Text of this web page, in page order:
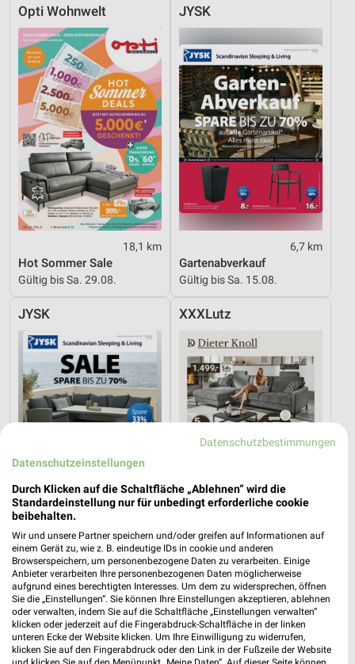
Opti Wohnwelt
18,1 km
Hot Sommer Sale
Gültig bis Sa. 29.08.
JYSK
6,7 km
Gartenabverkauf
Gültig bis Sa. 15.08.
JYSK
6,7 km
Spare bis zu 70%
Gültig bis Sa. 15.08.
XXXLutz
Dieter Knoll
Gültig bis Fr. 14.08.
XXXLutz XXXLutz
Datenschutzbestimmungen
Datenschutzeinstellungen
Durch Klicken auf die Schaltfläche „Ablehnen“ wird die
Standardeinstellung nur für unbedingt erforderliche cookie
beibehalten.
Wir und unsere Partner speichern und/oder greifen auf Informationen auf
einem Gerät zu, wie z. B. eindeutige IDs in cookie und anderen
Browserspeichern, um personenbezogene Daten zu verarbeiten. Einige
Anbieter verarbeiten Ihre personenbezogenen Daten möglicherweise
aufgrund eines berechtigten Interesses. Um dem zu widersprechen, öffnen
Sie die „Einstellungen“. Sie können Ihre Einstellungen akzeptieren, ablehnen
oder verwalten, indem Sie auf die Schaltfläche „Einstellungen verwalten“
klicken oder jederzeit auf die Fingerabdruck-Schaltfläche in der linken
unteren Ecke der Website klicken. Um Ihre Einwilligung zu widerrufen,
klicken Sie auf den Fingerabdruck oder den Link in der Fußzeile der Website